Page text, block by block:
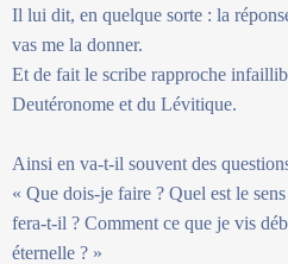
Il lui dit, en quelque sorte : la
vas me la donner.
Et de fait le scribe rapproche
Deutéronome et du Lévitique.
Ainsi en va-t-il souvent des
« Que dois-je faire ? Quel est le
fera-t-il ? Comment ce que je vis
éternelle ? »